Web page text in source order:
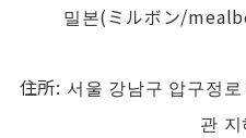
밀본(ミルボン/
住所: 서울 강남구 압구정
관